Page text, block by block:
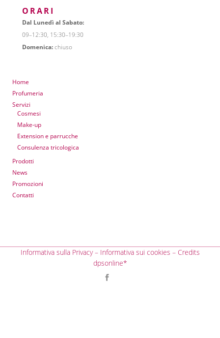
ORARI
Dal Lunedì al Sabato:
09–12:30, 15:30–19:30
Domenica:chiuso
Home
Profumeria
Servizi
Cosmesi
Make-up
Extension e parrucche
Consulenza tricologica
Prodotti
News
Promozioni
Contatti
Informativa sulla Privacy– Informativa sui cookies – Credits
dpsonline*